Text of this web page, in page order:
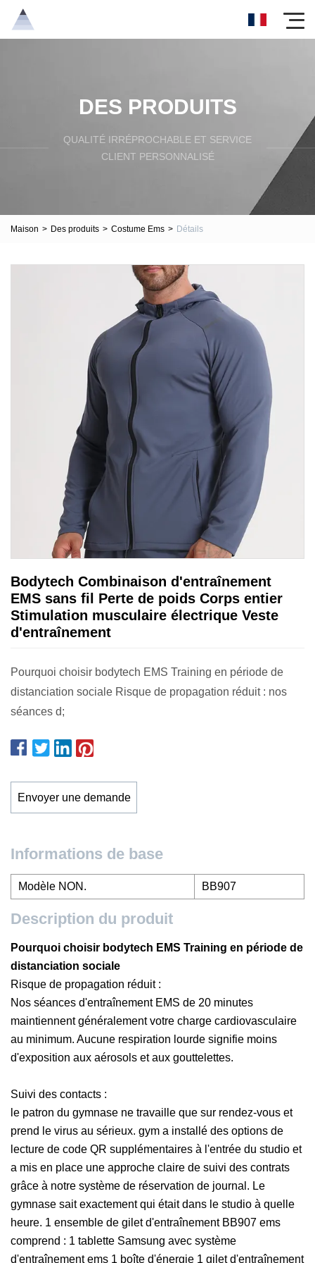
DES PRODUITS
QUALITÉ IRRÉPROCHABLE ET SERVICE
CLIENT PERSONNALISÉ
Maison > Des produits > Costume Ems > Détails
Bodytech Combinaison d'entraînement
EMS sans fil Perte de poids Corps entier
Stimulation musculaire électrique Veste
d'entraînement
Pourquoi choisir bodytech EMS Training en période de
distanciation sociale Risque de propagation réduit : nos
séances d;
Envoyer une demande
Informations de base
Modèle NON. BB907
Description du produit
Pourquoi choisir bodytech EMS Training en période de
distanciation sociale
Risque de propagation réduit :
Nos séances d'entraînement EMS de 20 minutes
maintiennent généralement votre charge cardiovasculaire
au minimum. Aucune respiration lourde signifie moins
d'exposition aux aérosols et aux gouttelettes.
Suivi des contacts :
le patron du gymnase ne travaille que sur rendez-vous et
prend le virus au sérieux. gym a installé des options de
lecture de code QR supplémentaires à l'entrée du studio et
a mis en place une approche claire de suivi des contrats
grâce à notre système de réservation de journal. Le
gymnase sait exactement qui était dans le studio à quelle
heure. 1 ensemble de gilet d'entraînement BB907 ems
comprend : 1 tablette Samsung avec système
d'entraînement ems 1 boîte d'énergie 1 gilet d'entraînement